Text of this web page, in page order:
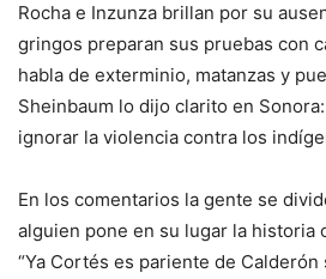
Rocha e Inzunza brillan por su
gringos preparan sus pruebas con
habla de exterminio, matanzas y
Sheinbaum lo dijo clarito en
ignorar la violencia contra los
En los comentarios la gente se
alguien pone en su lugar la historia
“Ya Cortés es pariente de Calderón